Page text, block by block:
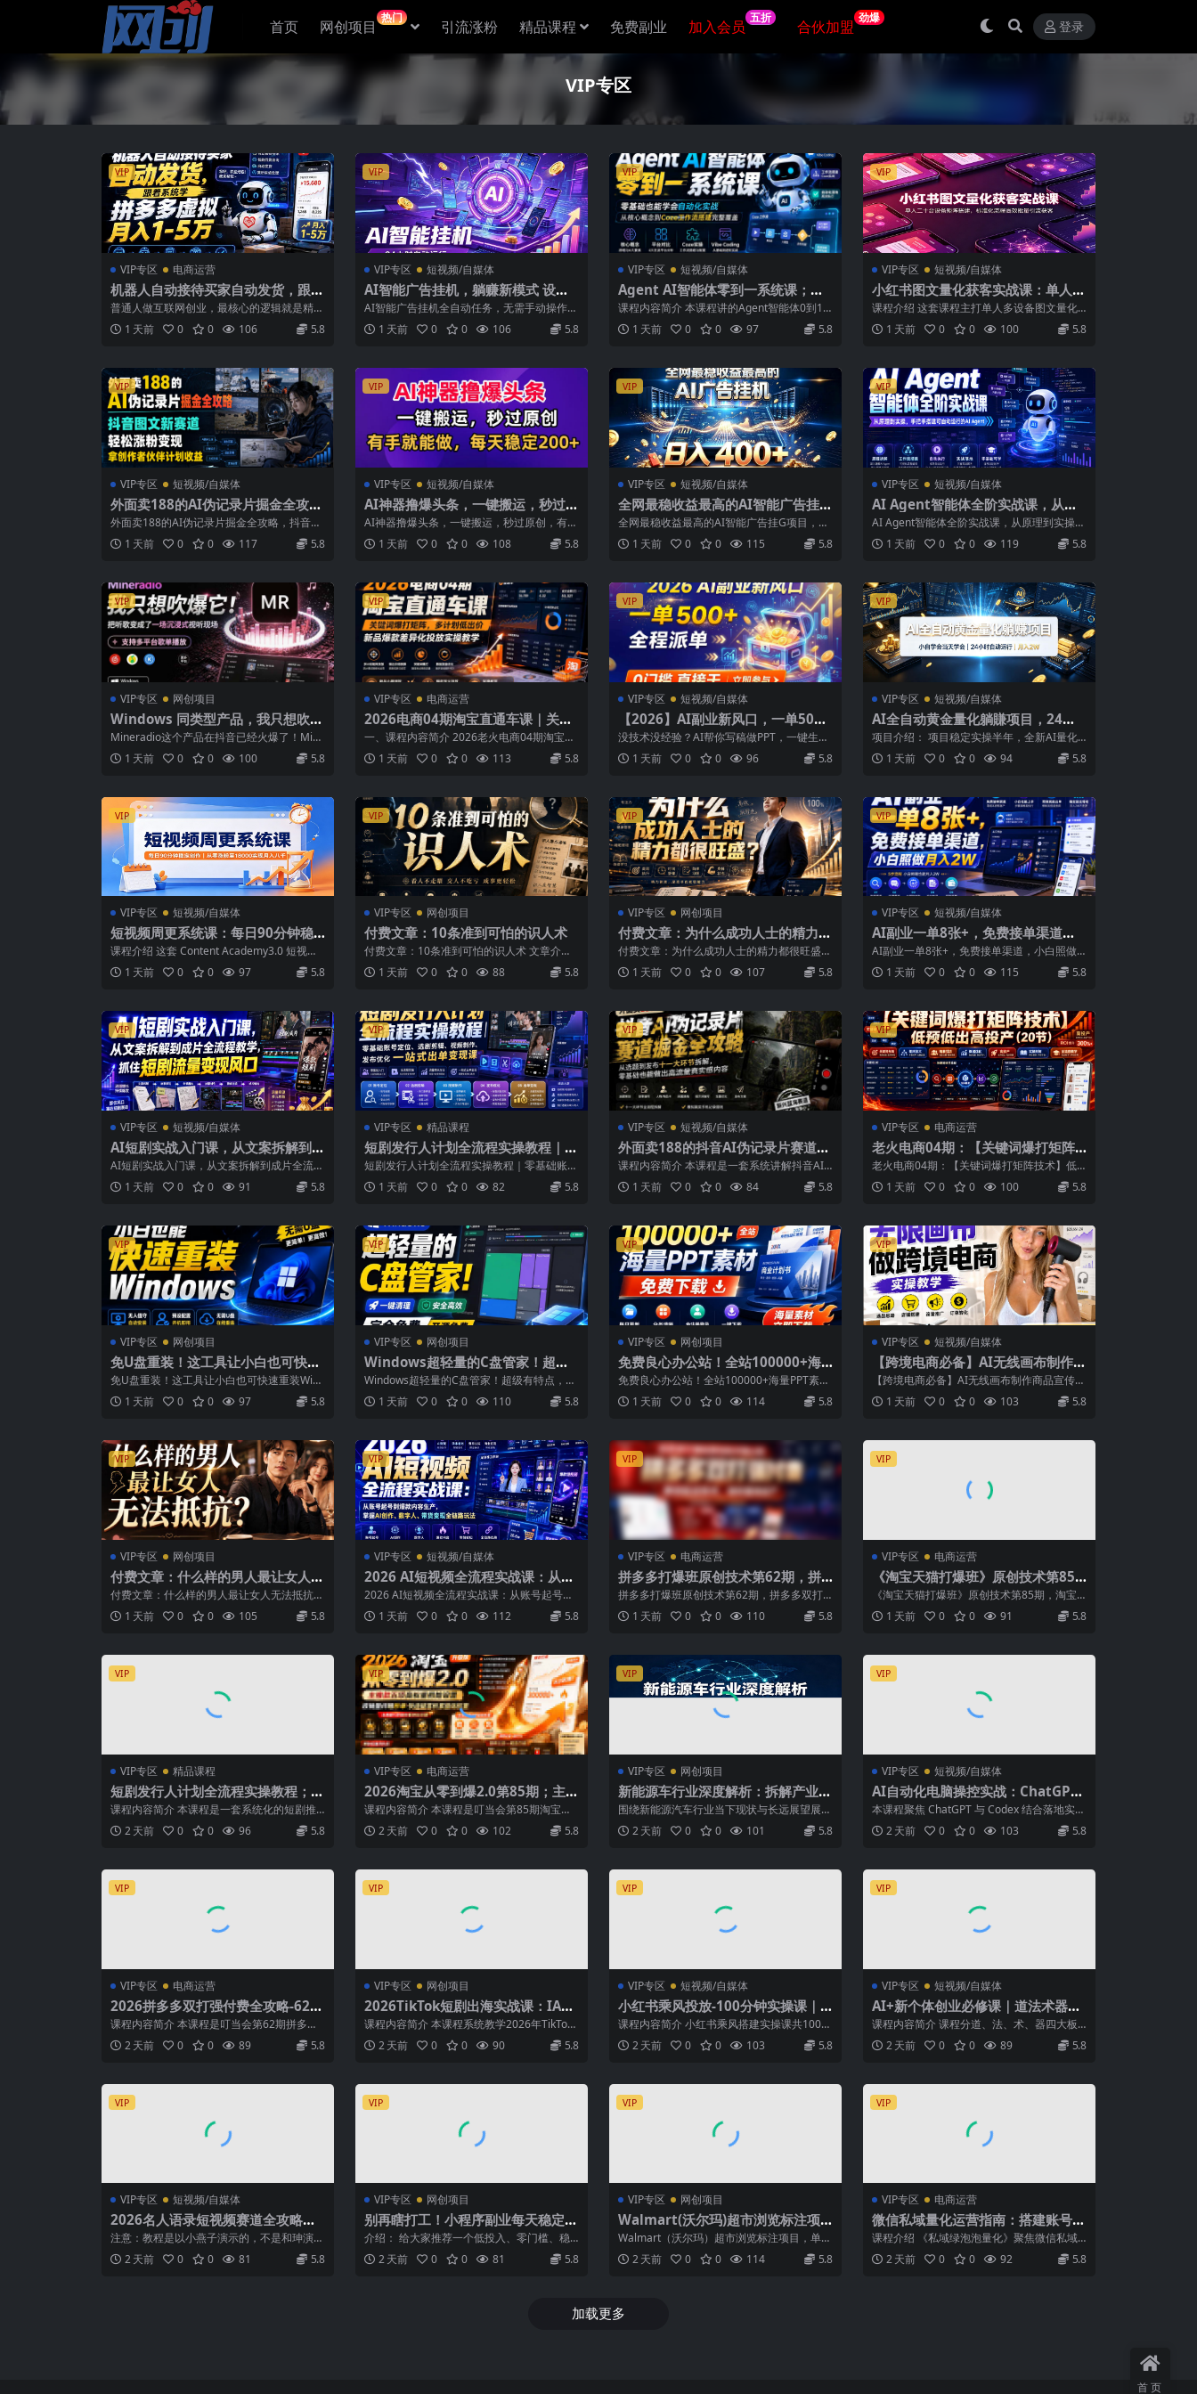
首页 网创项目 热门 引流涨粉 精品课程 免费副业 加入会员 五折 合伙加盟 劲爆
登录
VIP专区
VIP
VIP专区 电商运营
机器人自动接待买家自动发货，跟着
系统学拼多多虚拟月入1-5万
普通人做互联网创业，最核心的逻辑就是精简
赛道、专注深耕，不要遍地撒网。很多想做
电...1 天前 0 0 106 5.8
VIP
VIP专区 短视频/自媒体
AI智能广告挂机，躺赚新模式 设备
托管运行，解放双手持续变现
AI智能广告挂机全自动任务，无需手动操作、
不用露脸、不用引流。设备挂机即可产生稳...
1 天前 0 0 106 5.8
VIP
VIP专区 短视频/自媒体
Agent AI智能体零到一系统课；零
基础也能学会自动化实战，从核心概
念到Coze工作流搭建完整覆盖
课程内容简介 本课程讲的Agent智能体0到1
系统课，是一套专为零基础学员设计的...
1 天前 0 0 97 5.8
VIP
VIP专区 短视频/自媒体
小红书图文量化获客实战课：单人二
十台设备矩阵搭建，标准化流程高效
批量引流获客
课程介绍 这套课程主打单人多设备图文量化
获客模式，围绕账号矩阵搭建、风控养号、
内...1 天前 0 0 100 5.8
VIP
VIP专区 短视频/自媒体
外面卖188的AI伪记录片掘金全攻
略，抖音图文新赛道，轻松涨粉变
现，拿创作者伙伴计划收益【文档】
外面卖188的AI伪记录片掘金全攻略，抖音图
文新赛道，轻松涨粉变现，拿创作者伙伴...
1 天前 0 0 117 5.8
VIP
VIP专区 短视频/自媒体
AI神器撸爆头条，一键搬运，秒过原
创，有手就能做，每天稳定200+
【揭秘】
AI神器撸爆头条，一键搬运，秒过原创，有手
就能做，每天稳定200+【揭秘】 项目...
1 天前 0 0 108 5.8
VIP
VIP专区 短视频/自媒体
全网最稳收益最高的AI智能广告挂G
项目，日入400+，真正的躺賺项目
【揭秘】
全网最稳收益最高的AI智能广告挂G项目，日
入400+，真正的躺賺项目【揭秘】 项...
1 天前 0 0 115 5.8
VIP
VIP专区 短视频/自媒体
AI Agent智能体全阶实战课，从原
理到实操，手把手搭建可自动运行的
AI Agent
AI Agent智能体全阶实战课，从原理到实操，
手把手搭建可自动运行的AI Ag...
1 天前 0 0 119 5.8
VIP
VIP专区 网创项目
Windows 同类型产品，我只想吹爆
它！把听歌变成了一场沉浸式视听现
场，支持多平台歌单播放 Mineradi
o
Mineradio这个产品在抖音已经火爆了！Mine
radio 是一款 Wind...
1 天前 0 0 100 5.8
VIP
VIP专区 电商运营
2026电商04期淘宝直通车课｜关键
词爆打矩阵，多计划低出价，新品爆
款差异化投放实操教学
一、课程内容简介 2026老火电商04期淘宝关
键词爆打矩阵全套课程共20节，聚焦...
1 天前 0 0 113 5.8
VIP
VIP专区 短视频/自媒体
【2026】AI副业新风口，一单500
+，全程派单，0门槛直接干
没技术没经验？AI帮你写稿做PPT，一键生
成，人工微调就能交活。 不用引流不用求...
1 天前 0 0 96 5.8
VIP
VIP专区 短视频/自媒体
AI全自动黄金量化躺賺项目，24小
时自动运行，月入2W！
项目介绍： 项目稳定实操半年，全新AI量化
交易，单机日入几百，24小时自动运行！...
1 天前 0 0 94 5.8
VIP
VIP专区 短视频/自媒体
短视频周更系统课：每日90分钟稳
定创作，从零涨粉至18000实现月入
八千
课程介绍 这套 Content Academy3.0 短视频
课程搭建标准化周更创...
1 天前 0 0 97 5.8
VIP
VIP专区 网创项目
付费文章：10条准到可怕的识人术
付费文章：10条准到可怕的识人术 文章介绍
全文4200字左右，出于某些原因，我...
1 天前 0 0 88 5.8
VIP
VIP专区 网创项目
付费文章：为什么成功人士的精力都
很旺盛？
付费文章：为什么成功人士的精力都很旺盛？
文章介绍： 1.1不会被感情纠缠。 凡...
1 天前 0 0 107 5.8
VIP
VIP专区 短视频/自媒体
AI副业一单8张+，免费接单渠道，
小白照做月入2W【揭秘】
AI副业一单8张+，免费接单渠道，小白照做
月入2W【揭秘】 项目介绍： 用AI帮...
1 天前 0 0 115 5.8
VIP
VIP专区 短视频/自媒体
AI短剧实战入门课，从文案拆解到成
片全流程教学，抓住短剧流量变现风
口
AI短剧实战入门课，从文案拆解到成片全流程
教学，抓住短剧流量变现风口 课程介绍 ...
1 天前 0 0 91 5.8
VIP
VIP专区 精品课程
短剧发行人计划全流程实操教程｜零
基础账号定位、选剧剪辑、视频制
作、发布优化一站式出单变现课​
短剧发行人计划全流程实操教程｜零基础账号
定位、选剧剪辑、视频制作、发布优化一站
式...1 天前 0 0 82 5.8
VIP
VIP专区 短视频/自媒体
外面卖188的抖音AI伪记录片赛道掘
金全攻略；从选题到发布十一大环节
拆解，零基础也能做出高流量真实感
内容
课程内容简介 本课程是一套系统讲解抖音AI
伪记录片赛道从0到1完整操作流程的实战...
1 天前 0 0 84 5.8
VIP
VIP专区 电商运营
老火电商04期：【关键词爆打矩阵
技术】低预低出高投产(20节)
老火电商04期：【关键词爆打矩阵技术】低
预低出高投产（20节） 老火电商04期重...
1 天前 0 0 100 5.8
VIP
VIP专区 网创项目
免U盘重装！这工具让小白也可快速
重装Windows，支持无人值守配
置，数据无忧CmzPrep_Rev2
免U盘重装！这工具让小白也可快速重装Wind
ows，支持无人值守配置，数据无忧C...
1 天前 0 0 97 5.8
VIP
VIP专区 网创项目
Windows超轻量的C盘管家！超级
有特点，支持磁盘分析及清理提醒，
2M大小体积，完全免费C盘管家
Windows超轻量的C盘管家！超级有特点，支
持磁盘分析及清理提醒，2M大小体积...
1 天前 0 0 110 5.8
VIP
VIP专区 网创项目
免费良心办公站！全站100000+海
量PPT素材免费下载，每日更新，分
类清晰，免注册登录下载爱PPT网
免费良心办公站！全站100000+海量PPT素材
免费下载，每日更新，分类清晰，免...
1 天前 0 0 114 5.8
VIP
VIP专区 短视频/自媒体
【跨境电商必备】AI无线画布制作商
品宣传视频，四步搞定，无线画布工
作流，操作简单好上手
【跨境电商必备】AI无线画布制作商品宣传视
频，四步搞定，无线画布工作流，操作简单...
1 天前 0 0 103 5.8
VIP
VIP专区 网创项目
付费文章：什么样的男人最让女人无
法抵抗？
付费文章：什么样的男人最让女人无法抵抗？
文章介绍 你只有泡过的女人多了，才能真...
1 天前 0 0 105 5.8
VIP
VIP专区 短视频/自媒体
2026 AI短视频全流程实战课：从账
号起号到爆款内容生产，掌握AI创
作、数字人、带货变现全链路玩法
2026 AI短视频全流程实战课：从账号起号到
爆款内容生产，掌握AI创作、数字人...
1 天前 0 0 112 5.8
VIP
VIP专区 电商运营
拼多多打爆班原创技术第62期，拼
多多双打强付费，原创起店技术，稳
权重高投产
拼多多打爆班原创技术第62期，拼多多双打
强付费，原创起店技术，稳权重高投产 这是...
1 天前 0 0 110 5.8
VIP
VIP专区 电商运营
《淘宝天猫打爆班》原创技术第85
期，淘宝从0到爆2.0，权重搭建、销
量破零、多维组合玩法、全周期起量
投产实操教程
《淘宝天猫打爆班》原创技术第85期，淘宝
从0到爆2.0，权重搭建、销量破零、多维...
1 天前 0 0 91 5.8
VIP
VIP专区 精品课程
短剧发行人计划全流程实操教程；从
账号定位到选剧剪辑再到发布技巧，
零基础也能快速上手出单
课程内容简介 本课程是一套系统化的短剧推
广“发行人计划”实操教程，专为零基础或初...
2 天前 0 0 96 5.8
VIP
VIP专区 电商运营
2026淘宝从零到爆2.0第85期；主推
款五项高权重初始设置，改销量评晒
秒单快速破零积累基础权重
课程内容简介 本课程是叮当会第85期淘宝专
题课程，系统讲解2026年最新升级的“...
2 天前 0 0 102 5.8
VIP
VIP专区 网创项目
新能源车行业深度解析：拆解产业崛
起根源，剖析行业内卷与海外贸易争
端现状
围绕新能源汽车行业当下现状与长远展望展开
深度讲解，纠正大众片面认知，点明国内车
企...2 天前 0 0 101 5.8
VIP
VIP专区 短视频/自媒体
AI自动化电脑操控实战：ChatGPT
搭配Codex，一键指令远程自动操
控电脑完成工作
本课程聚焦 ChatGPT 与 Codex 结合落地实
操，核心教学利用 AI 实...
2 天前 0 0 103 5.8
VIP
VIP专区 电商运营
2026拼多多双打强付费全攻略-62
期；成本推广加托管双剑合璧，系统
讲解7种付费玩法优劣势与选择策略
课程内容简介 本课程是叮当会第62期拼多多
专题课程，系统讲解2026年最新推出的...
2 天前 0 0 89 5.8
VIP
VIP专区 网创项目
2026TikTok短剧出海实战课：IAA
广告分账×IAP付费变现×账号搭建×
平台规则×双轨爆发×回款全流程
课程内容简介 本课程系统教学2026年TikTok
短剧出海从账号搭建、平台规则、...
2 天前 0 0 90 5.8
VIP
VIP专区 短视频/自媒体
小红书乘风投放-100分钟实操课｜
开户返点·标准投搭建·莱卡定向，新
店建模撬动笔记自然流量全套教学
课程内容简介 小红书乘风搭建实操课共100分
钟实战内容，围绕代理商开户返点、新店...
2 天前 0 0 103 5.8
VIP
VIP专区 短视频/自媒体
AI+新个体创业必修课｜道法术器｜
商业逻辑·小红书流量·AI智能体｜低
成本打造个人变现小生意全套教学
课程内容简介 课程分道、法、术、器四大板
块搭建新个体完整商业闭环。道拆解商业底
层...2 天前 0 0 89 5.8
VIP
VIP专区 短视频/自媒体
2026名人语录短视频赛道全攻略；
从文案撰写到声音克隆部署，系统掌
握涨粉变现双赢制作技术
注意：教程是以小燕子演示的，不是和珅演示
的。可以做和珅语录或者其他语录 声音克隆...
2 天前 0 0 81 5.8
VIP
VIP专区 网创项目
别再瞎打工！小程序副业每天稳定躺
赚200+
介绍： 给大家推荐一个低投入、零门槛、稳
收益、长期被动躺赚的优质长线项目——微
信...2 天前 0 0 81 5.8
VIP
VIP专区 网创项目
Walmart(沃尔玛)超市浏览标注项
目，单账号日收益20+单电脑日收益
可达800+带分佣机制【揭秘】
Walmart（沃尔玛）超市浏览标注项目，单账
号日收益20+单电脑日收益可达80...
2 天前 0 0 114 5.8
VIP
VIP专区 电商运营
微信私域量化运营指南：搭建账号基
建打造热号，脱敏风控规避运营各类
高危风险
课程介绍 《私域绿泡泡量化》聚焦微信私域
规模化、安全化运营，围绕账号基建、热号
养...2 天前 0 0 92 5.8
加载更多
首页